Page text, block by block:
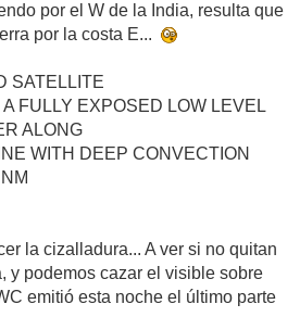
por el W de la India, resulta que
por la costa E...
SATELLITE
A FULLY EXPOSED LOW LEVEL
ALONG
WITH DEEP CONVECTION
la cizalladura... A ver si no quitan
y podemos cazar el visible sobre
emitió esta noche el último parte